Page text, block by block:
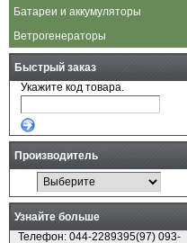
Батареи и аккумуляторы
Ветрогенераторы
Быстрый заказ
Укажите код товара.
Производитель
Узнайте больше
Телефон: 044-2289395(97) 093-